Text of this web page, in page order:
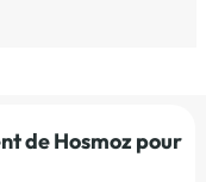
de Hosmoz pour